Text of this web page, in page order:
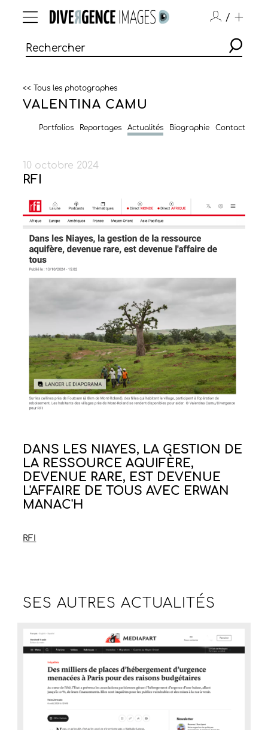
/
<< Tous les photographes
VALENTINA CAMU
Portfolios Reportages Actualités Biographie Contact
10 octobre 2024
RFI
DANS LES NIAYES, LA GESTION DE
LA RESSOURCE AQUIFÈRE,
DEVENUE RARE, EST DEVENUE
L'AFFAIRE DE TOUS AVEC ERWAN
MANAC'H
RFI
SES AUTRESACTUALITÉS